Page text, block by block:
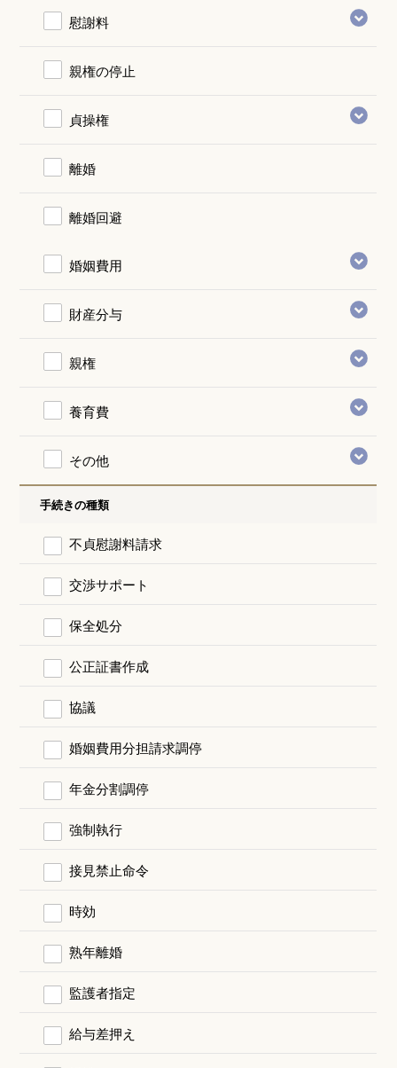
慰謝料
親権の停止
貞操権
離婚
離婚回避
婚姻費用
財産分与
親権
養育費
その他
手続きの種類
不貞慰謝料請求
交渉サポート
保全処分
公正証書作成
協議
婚姻費用分担請求調停
年金分割調停
強制執行
接見禁止命令
時効
熟年離婚
監護者指定
給与差押え